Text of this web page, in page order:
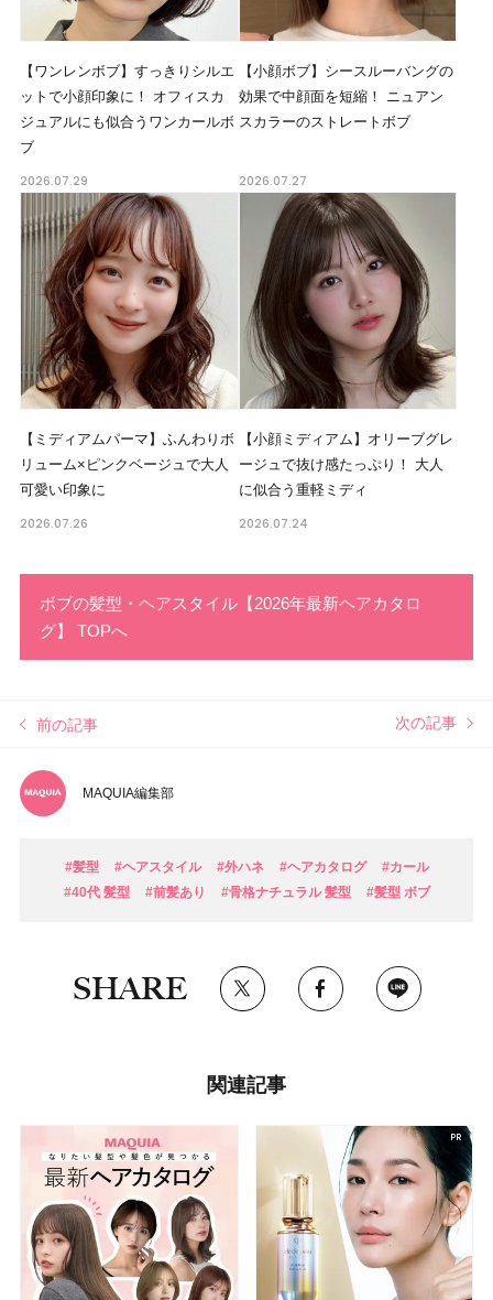
【ワンレンボブ】すっきりシルエ
ットで小顔印象に！ オフィスカ
ジュアルにも似合うワンカールボ
ブ
2026.07.29
【小顔ボブ】シースルーバングの
効果で中顔面を短縮！ ニュアン
スカラーのストレートボブ
2026.07.27
【ミディアムパーマ】ふんわりボ
リューム×ピンクベージュで大人
可愛い印象に
2026.07.26
【小顔ミディアム】オリーブグレ
ージュで抜け感たっぷり！ 大人
に似合う重軽ミディ
2026.07.24
ボブの髪型・ヘアスタイル【2026年最新ヘアカタロ
グ】 TOPへ
前の記事 次の記事
MAQUIA編集部
#髪型 #ヘアスタイル #外ハネ #ヘアカタログ
#カール
#40代 髪型
#前髪あり #骨格ナチュラル 髪型 #髪型 ボブ
SHARE
関連記事